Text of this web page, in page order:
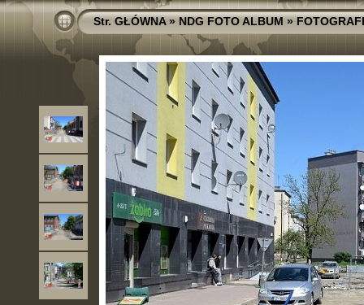
Str. GŁÓWNA»NDG FOTO ALBUM»